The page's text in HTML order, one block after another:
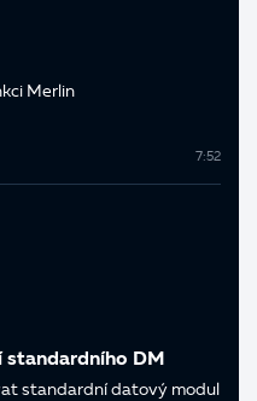
Merlin
7:52
standardního DM
standardní datový modul